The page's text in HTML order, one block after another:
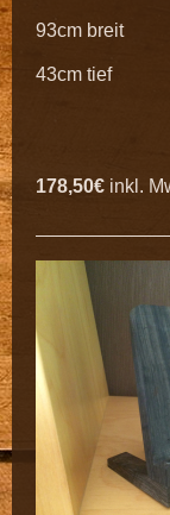
93cm breit
43cm tief
178,50€ inkl.